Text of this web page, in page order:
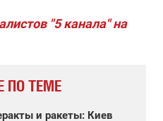
"5 канала" на
ПО ТЕМЕ
и ракеты: Киев